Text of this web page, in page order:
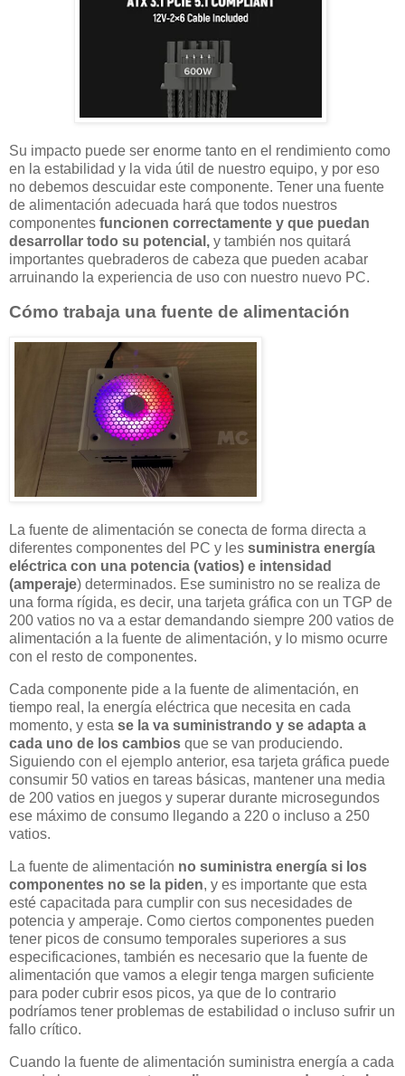
Su impacto puede ser enorme tanto en el rendimiento como
en la estabilidad y la vida útil de nuestro equipo, y por eso
no debemos descuidar este componente. Tener una fuente
de alimentación adecuada hará que todos nuestros
componentes funcionen correctamente y que puedan
desarrollar todo su potencial, y también nos quitará
importantes quebraderos de cabeza que pueden acabar
arruinando la experiencia de uso con nuestro nuevo PC.
Cómo trabaja una fuente de alimentación
La fuente de alimentación se conecta de forma directa a
diferentes componentes del PC y les suministra energía
eléctrica con una potencia (vatios) e intensidad
(amperaje) determinados. Ese suministro no se realiza de
una forma rígida, es decir, una tarjeta gráfica con un TGP de
200 vatios no va a estar demandando siempre 200 vatios de
alimentación a la fuente de alimentación, y lo mismo ocurre
con el resto de componentes.
Cada componente pide a la fuente de alimentación, en
tiempo real, la energía eléctrica que necesita en cada
momento, y esta se la va suministrando y se adapta a
cada uno de los cambios que se van produciendo.
Siguiendo con el ejemplo anterior, esa tarjeta gráfica puede
consumir 50 vatios en tareas básicas, mantener una media
de 200 vatios en juegos y superar durante microsegundos
ese máximo de consumo llegando a 220 o incluso a 250
vatios.
La fuente de alimentación no suministra energía si los
componentes no se la piden, y es importante que esta
esté capacitada para cumplir con sus necesidades de
potencia y amperaje. Como ciertos componentes pueden
tener picos de consumo temporales superiores a sus
especificaciones, también es necesario que la fuente de
alimentación que vamos a elegir tenga margen suficiente
para poder cubrir esos picos, ya que de lo contrario
podríamos tener problemas de estabilidad o incluso sufrir un
fallo crítico.
Cuando la fuente de alimentación suministra energía a cada